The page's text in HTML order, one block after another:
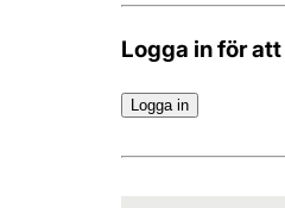
Logga in för
Logga in